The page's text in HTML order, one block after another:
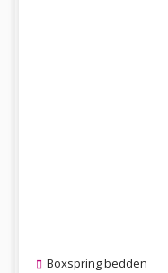
Boxspring bedden